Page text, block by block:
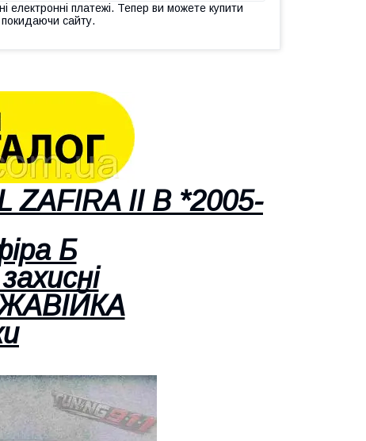
електронні платежі. Тепер ви можете купити
сайту.
ZAFIRA II B *2005-
Б